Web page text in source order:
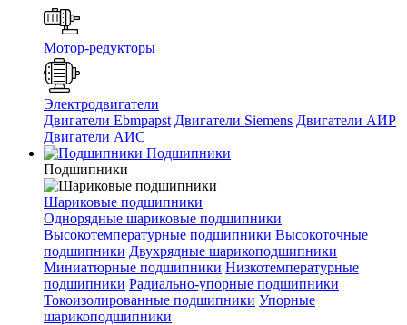
Мотор-редукторы
Электродвигатели
Двигатели Ebmpapst Двигатели Siemens Двигатели АИР
Двигатели АИС
Подшипники
Подшипники
Шариковые подшипники
Однорядные шариковые подшипники
Высокотемпературные подшипники Высокоточные
подшипники Двухрядные шарикоподшипники
Миниатюрные подшипники Низкотемпературные
подшипники Радиально-упорные подшипники
Токоизолированные подшипники Упорные
шарикоподшипники